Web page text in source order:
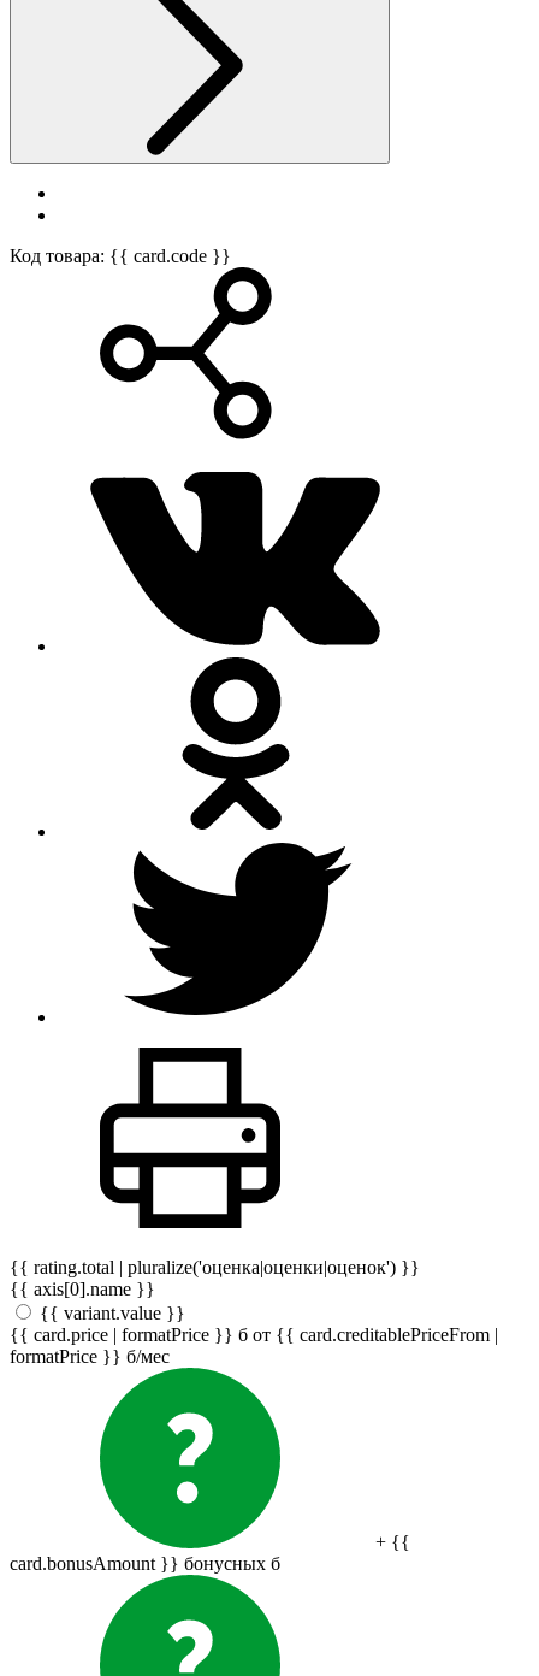
Код товара: {{ card.code }}
{{ rating.total | pluralize('оценка|оценки|оценок') }}
{{ axis[0].name }}
{{ variant.value }}
{{ card.price | formatPrice }} б от {{ card.creditablePriceFrom |
formatPrice }} б/мес
+ {{
card.bonusAmount }} бонусных б